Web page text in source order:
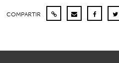
COMPARTIR